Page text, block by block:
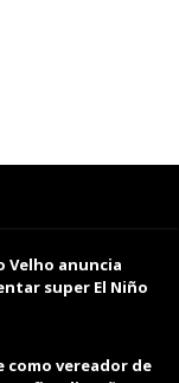
Velho anuncia
super El Niño
como vereador de